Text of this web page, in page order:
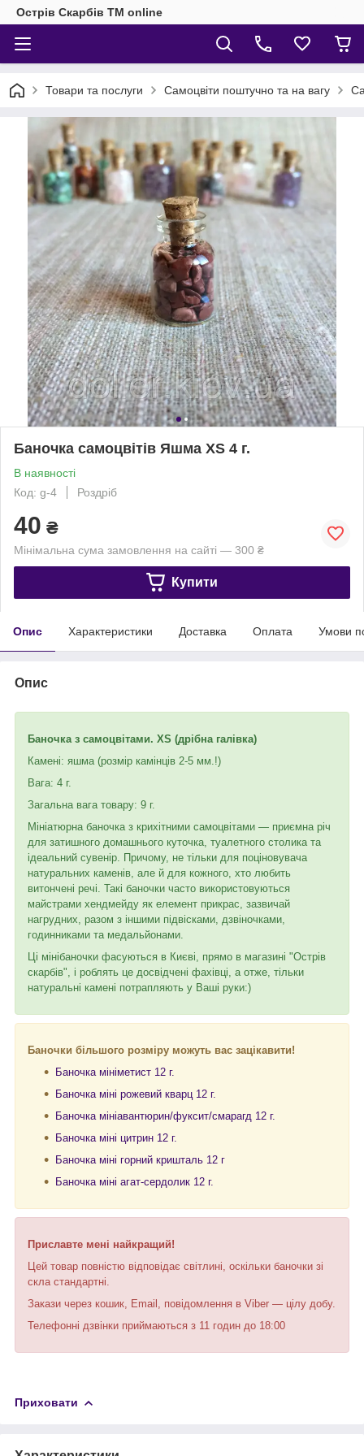
Острів Скарбів TM online
Товари та послуги Самоцвіти поштучно та на вагу
Баночка самоцвітів Яшма XS 4 г.
В наявності
Код: g-4
Роздріб
40 ₴
Мінімальна сума замовлення на сайті — 300 ₴
Купити
Опис Характеристики Доставка Оплата Умови
Опис
Баночка з самоцвітами. XS (дрібна галівка)
Камені: яшма (розмір камінців 2-5 мм.!)
Вага: 4 г.
Загальна вага товару: 9 г.
Мініатюрна баночка з крихітними самоцвітами — приємна річ
для затишного домашнього куточка, туалетного столика та
ідеальний сувенір. Причому, не тільки для поціновувача
натуральних каменів, але й для кожного, хто любить
витончені речі. Такі баночки часто використовуються
майстрами хендмейду як елемент прикрас, зазвичай
нагрудних, разом з іншими підвісками, дзвіночками,
годинниками та медальйонами.
Ці мінібаночки фасуються в Києві, прямо в магазині "Острів
скарбів", і роблять це досвідчені фахівці, а отже, тільки
натуральні камені потрапляють у Ваші руки:)
Баночки більшого розміру можуть вас зацікавити!
Баночка мініметист 12 г.
Баночка міні рожевий кварц 12 г.
Баночка мініавантюрин/фуксит/смарагд 12 г.
Баночка міні цитрин 12 г.
Баночка міні горний кришталь 12 г
Баночка міні агат-сердолик 12 г.
Приславте мені найкращий!
Цей товар повністю відповідає світлині, оскільки баночки зі
скла стандартні.
Закази через кошик, Email, повідомлення в Viber — цілу добу.
Телефонні дзвінки приймаються з 11 годин до 18:00
Приховати